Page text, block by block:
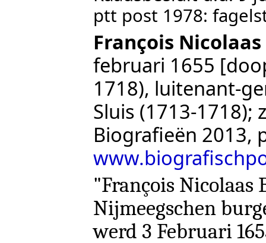
ptt post 1978:
François
februari 1655
1718), luitenant-
Sluis (1713-1718);
Biografieën 2013,
"François Nicolaas
Nijmeegschen
werd 3 Februari